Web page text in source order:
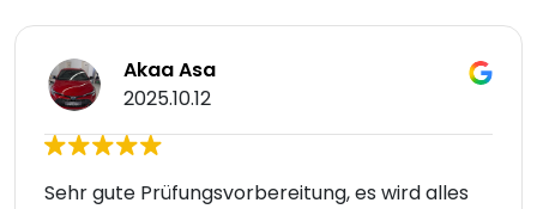
Akaa Asa
2025.10.12
Sehr gute Prüfungsvorbereitung, es wird alles